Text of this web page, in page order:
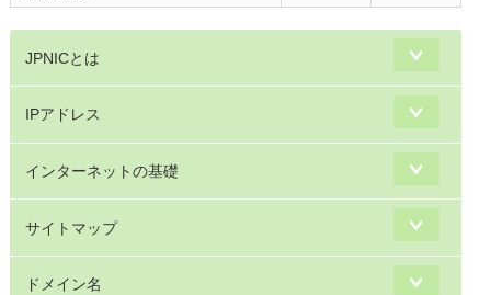
JPNICとは
IPアドレス
インターネットの基礎
サイトマップ
ドメイン名